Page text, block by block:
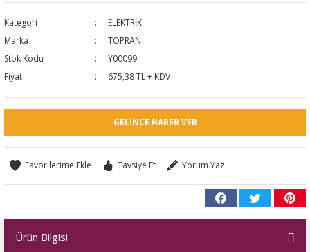
Kategori
ELEKTRİK
Marka
TOPRAN
Stok Kodu
Y00099
Fiyat
675,38 TL + KDV
GELINCE HABER VER
Tavsiye Et Yorum Yaz
Ürün Bilgisi